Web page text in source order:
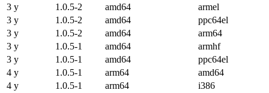
3 y
1.0.5-2 amd64
armel
3 y
1.0.5-2 amd64
ppc64el
3 y
1.0.5-2 amd64
arm64
3 y
1.0.5-1 amd64
armhf
3 y
1.0.5-1 amd64
ppc64el
4 y
1.0.5-1 arm64
amd64
4 y
1.0.5-1 arm64
i386